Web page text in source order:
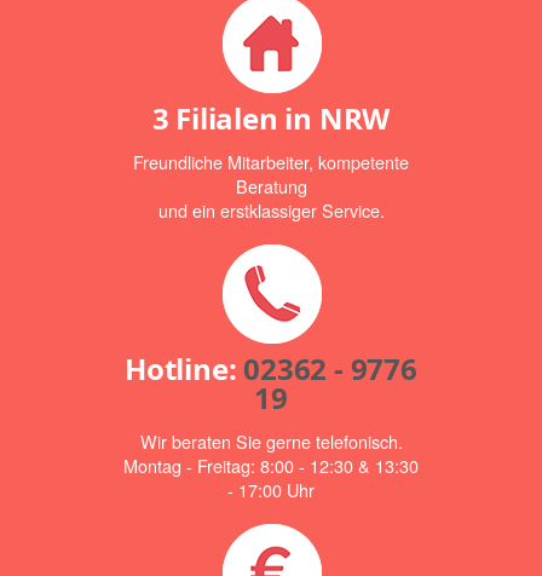
3 Filialen in NRW
Freundliche Mitarbeiter, kompetente
Beratung
und ein erstklassiger Service.
Hotline: 02362 - 9776
19
Wir beraten Sie gerne telefonisch.
Montag - Freitag: 8:00 - 12:30 & 13:30
- 17:00 Uhr